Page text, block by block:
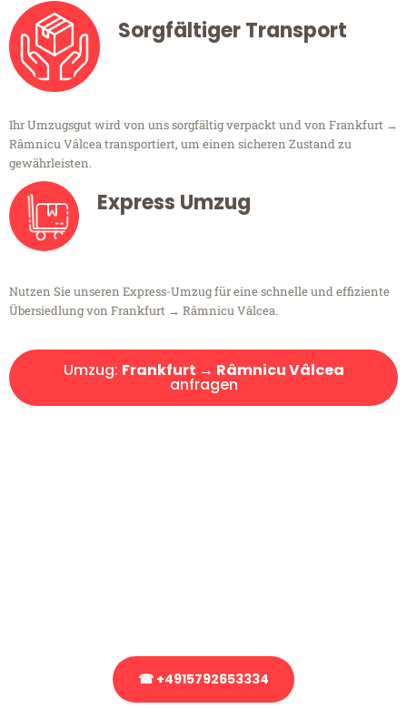
Sorgfältiger Transport
Ihr Umzugsgut wird von uns sorgfältig verpackt und von Frankfurt →
Râmnicu Vâlcea transportiert, um einen sicheren Zustand zu
gewährleisten.
Express Umzug
Nutzen Sie unseren Express-Umzug für eine schnelle und effiziente
Übersiedlung von Frankfurt → Râmnicu Vâlcea.
Umzug: Frankfurt → Râmnicu Vâlcea
anfragen
☎ +4915792653334